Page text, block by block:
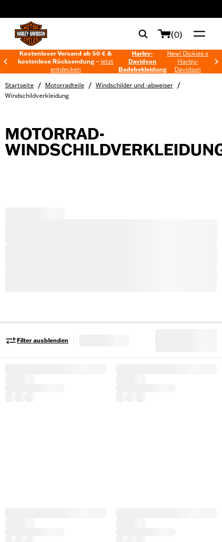
(0)
Kostenloser Versand ab 50 € &
kostenlose Rücksendung – jetzt
entdecken
Harley-
Davidson
Badebekleidung
New! Dickies x
Harley-
Davidson
Startseite / Motorradteile / Windschilder und -abweiser /
Windschildverkleidung
MOTORRAD-
Filter ausblenden